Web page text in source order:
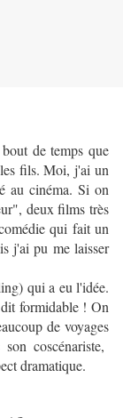
de temps que
fils. Moi, j'ai un
au cinéma. Si on
deux films très
qui fait un
j'ai pu me laisser
qui a eu l'idée.
formidable ! On
de voyages
coscénariste,
dramatique.